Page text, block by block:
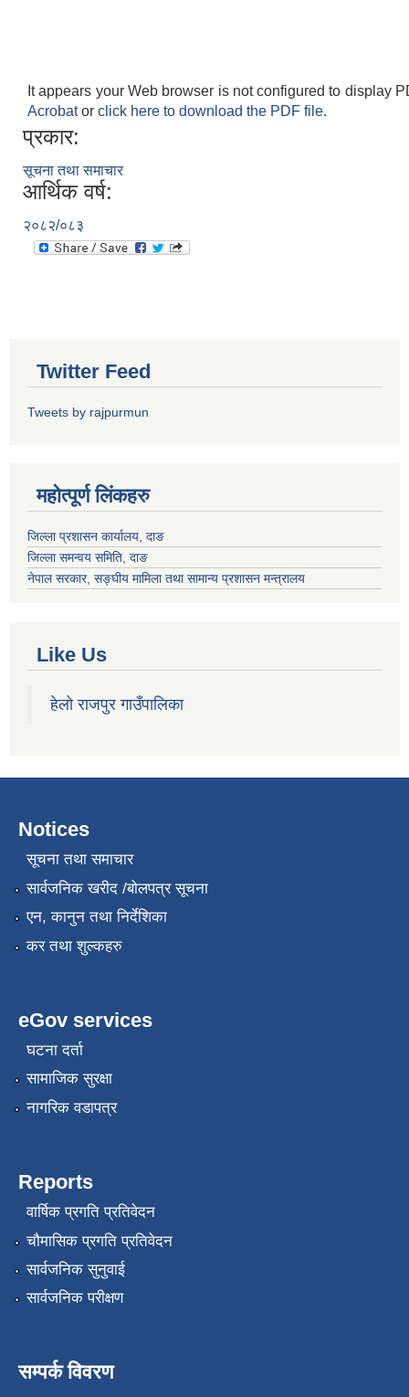
It appears your Web browser is not configured to display
Acrobator click here to download the PDF file.
प्रकार:
सूचना तथा समाचार
आर्थिक वर्ष:
२०८२/०८३
Twitter Feed
Tweets by rajpurmun
महोत्पूर्ण लिंकहरु
जिल्ला प्रशासन कार्यालय, दाङ
जिल्ला समन्वय समिति, दाङ
नेपाल सरकार, सङ्घीय मामिला तथा सामान्य प्रशासन मन्त्रालय
Like Us
हेलो राजपुर गाउँपालिका
Notices
सूचना तथा समाचार
सार्वजनिक खरीद /बोलपत्र सूचना
एन, कानुन तथा निर्देशिका
कर तथा शुल्कहरु
eGov services
घटना दर्ता
सामाजिक सुरक्षा
नागरिक वडापत्र
Reports
वार्षिक प्रगति प्रतिवेदन
चौमासिक प्रगति प्रतिवेदन
सार्वजनिक सुनुवाई
सार्वजनिक परीक्षण
सम्पर्क विवरण